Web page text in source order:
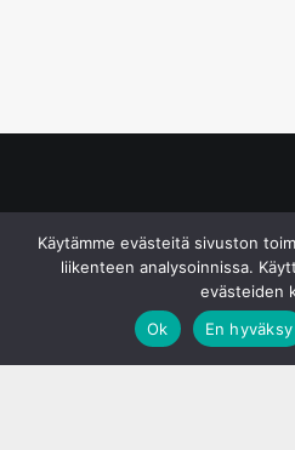
Käytämme evästeitä sivuston
liikenteen analysoinnissa.
evästeiden
Ok
En hyväksy